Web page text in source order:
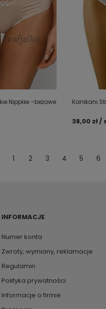
Nipplex -beżowe Kanikani
38,00 zł /
1 2 3 4 5 6
INFORMACJE
Numer konta
Zwroty, wymiany, reklamacje
Regulamin
Polityka prywatności
Informacje o firmie